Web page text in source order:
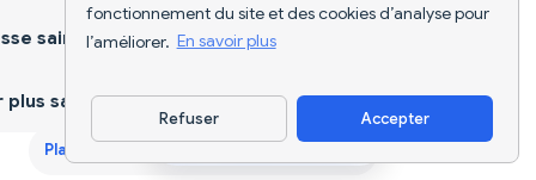
fonctionnement du site et des cookies d’analyse pour
l’améliorer. En savoir plus
Refuser Accepter
Nutriscan pour le Gain de Masse Musculaire
Plan Alimentaire pour Hommes de 40 Ans
Télécharger l'appli
saine
sain